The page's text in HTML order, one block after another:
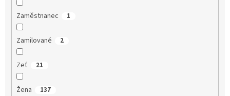
Zaměstnanec 1
Zamilované 2
Zeť 21
Žena 137